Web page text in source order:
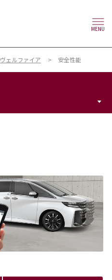
MENU
ヴェルファイア 安全性能